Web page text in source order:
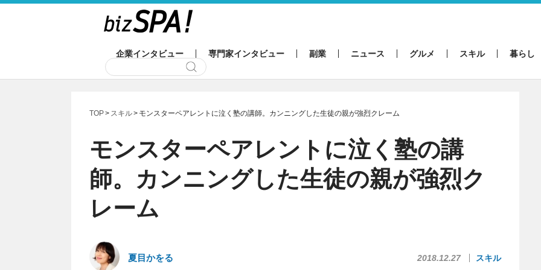
企業インタビュー 専門家インタビュー 副業 ニュース グルメ スキル 暮らし
TOP スキル モンスターペアレントに泣く塾の講師。カンニングした生徒の親が強烈クレーム
モンスターペアレントに泣く塾の講
師。カンニングした生徒の親が強烈ク
レーム
夏目かをる 2018.12.27 スキル